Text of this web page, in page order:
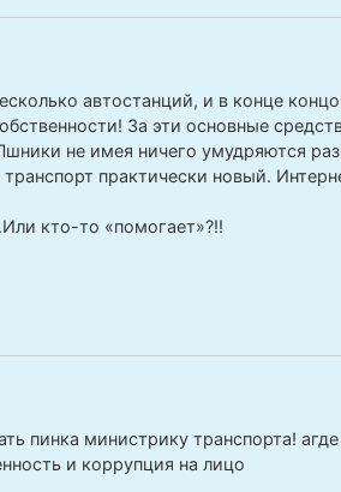
автостанций, и в конце
За эти основные
не имея ничего умудряются
практически новый.
кто-то «помогает»?!!
пинка министрику транспорта!
и коррупция на лицо